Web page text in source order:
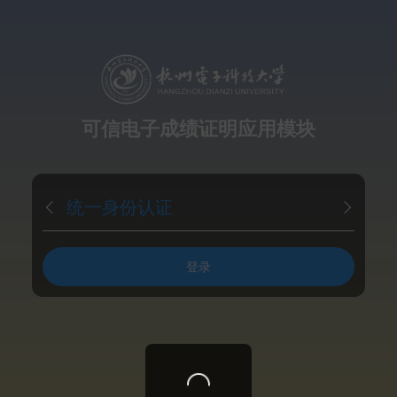
可信电子成绩证明应用模块
统一身份认证
登录